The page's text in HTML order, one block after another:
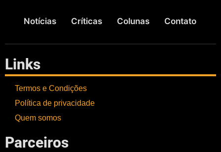
Notícias Críticas Colunas Contato
Links
Termos e Condições
Política de privacidade
Quem somos
Parceiros